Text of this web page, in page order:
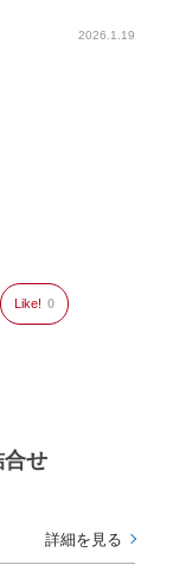
2026.1.19
Like! 0
合せ
詳細を見る